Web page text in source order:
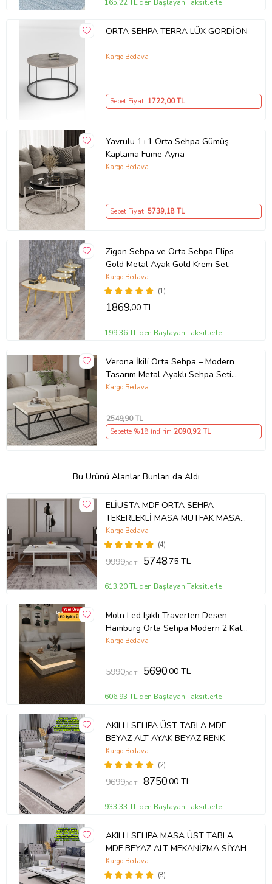
165,22 TL'den Başlayan Taksitlerle
ORTA SEHPA TERRA LÜX GORDİON
Kargo Bedava
Sepet Fiyatı 1722,00 TL
Yavrulu 1+1 Orta Sehpa Gümüş
Kaplama Füme Ayna
Kargo Bedava
Sepet Fiyatı 5739,18 TL
Zigon Sehpa ve Orta Sehpa Elips
Gold Metal Ayak Gold Krem Set
(1)
Kargo Bedava
1869,00 TL
199,36 TL'den Başlayan Taksitlerle
Verona İkili Orta Sehpa – Modern
Tasarım Metal Ayaklı Sehpa Seti
(Traverten)
Kargo Bedava
2549,90 TL
Sepette %18 İndirim 2090,92 TL
Bu Ürünü Alanlar Bunları da Aldı
ELİUSTA MDF ORTA SEHPA
TEKERLEKLİ MASA MUTFAK MASASI
(Beyaz)
(4)
Kargo Bedava
9999,00 TL 5748,75 TL
613,20 TL'den Başlayan Taksitlerle
Moln Led Işıklı Traverten Desen
Hamburg Orta Sehpa Modern 2 Katlı
Dekor Sehpa Ofis Sehpası
Kargo Bedava
5990,00 TL 5690,00 TL
606,93 TL'den Başlayan Taksitlerle
AKILLI SEHPA ÜST TABLA MDF
BEYAZ ALT AYAK BEYAZ RENK
(2)
Kargo Bedava
9699,00 TL 8750,00 TL
933,33 TL'den Başlayan Taksitlerle
AKILLI SEHPA MASA ÜST TABLA
MDF BEYAZ ALT MEKANİZMA SİYAH
(8)
Kargo Bedava